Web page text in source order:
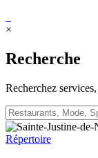
×
Recherche
Recherchez
Répertoire